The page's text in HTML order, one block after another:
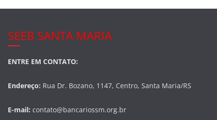
SEEB SANTA MARIA
ENTRE EM CONTATO:
Endereço: Rua Dr. Bozano, 1147, Centro, Santa Maria/RS
E-mail: contato@bancariossm.org.br